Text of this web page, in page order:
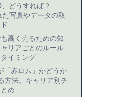
どうすれば？
写真やデータの取
高く売るための知
リアごとのルール
イミング
「赤ロム」かどうか
方法。キャリア別チ
め